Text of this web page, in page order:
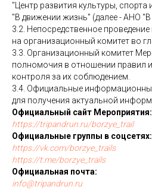
"Центр развития культуры,
"В движении жизнь" (далее - АНО
3.2. Непосредственное проведение
на организационный комитет во
3.3. Организационный комитет
полномочия в отношении правил
контроля за их соблюдением.
3.4. Официальные
для получения актуальной
Официальный сайт Мероприятия:
https://tripandrun.ru/borzye_trail
Официальные группы в соцсетях:
https://vk.com/borzye_trails
https://t.me/borzye_trails
Официальная почта:
info@tripandrun.ru